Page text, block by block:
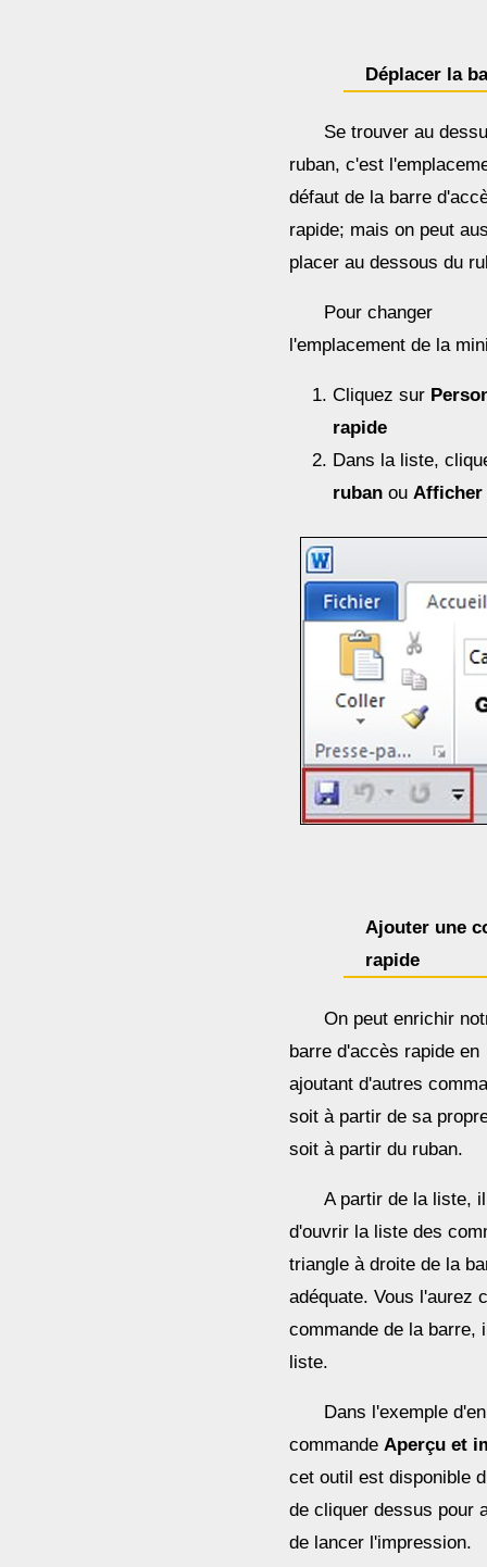
Déplacer la
Se trouver au
ruban, c'est
défaut de la barre
rapide; mais on peut
placer au dessous du
Pour changer
l'emplacement de la
Cliquez sur
rapide
Dans la liste,
ruban ouAfficher
Ajouter une
rapide
On peut enrichir
barre d'accès rapide en
ajoutant d'autres
soit à partir de sa
soit à partir du ruban.
A partir de la liste,
d'ouvrir la liste des
triangle à droite de la
adéquate. Vous l'aurez
commande de la barre,
liste.
Dans l'exemple
commande Aperçu et
cet outil est disponible
de cliquer dessus pour
de lancer l'impression.